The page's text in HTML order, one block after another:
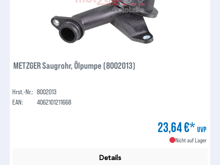
METZGER Saugrohr, Ölpumpe (8002013)
Hrst.-Nr.: 8002013
EAN:
4062101211668
23,64 €* UVP
Nicht auf Lager
Details